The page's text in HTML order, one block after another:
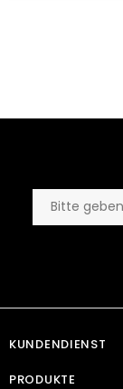
KUNDENDIENST
PRODUKTE